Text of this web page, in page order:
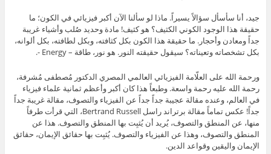
جيد، أنا سأسأل سؤالاً يسيراً. ماذا لو سألنا الآن أكبر فيزيائي في الكون؛ ما
حقيقة هذا الوجود الكوني الكثيف؟ هو كثيف! مادة وحديد صُلب وأشياء غريبة
جداً ومعادن وأحجار. ما حقيقة هذا الكون بكل كثافته، وبكل لطافته، بكل ألوانه،
بكل تشخصاته وتعيناته؟ سيقول حقيقته النور. هو نور، طاقة – Energy -.
ورحمة الله على العلّامة الفيزيائي العالمي المصري الدكتور مُصطفى مُشرفة،
رحمة الله عليه رحمة واسعة. وطبعاً هذا كان أكبر وأعظم ثمانية علماء فيزياء
في العالم، وعنده مقالة عجيبة جداً جداً عن الفيزياء والتصوف، مقالة غريبة جداً
جداً! عكس تماماً مقالة برتراند راسل Bertrand Russell، التي قرأت طرفاً
منها، عن المنطق والتصوف، يُريد أن يُثبِت بها المنطق والتصوف. هذا عن
المنطق والتصوف، وهذا عن الفيزياء والتصوف. يُثبِت بها حقائق الإيمان، حقائق
الإيمان واليقين وقواعد الدين.